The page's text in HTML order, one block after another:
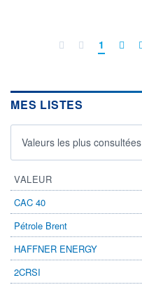
1
MES LISTES
Valeurs les plus consultées
VALEUR
CAC 40
Pétrole Brent
HAFFNER ENERGY
2CRSI